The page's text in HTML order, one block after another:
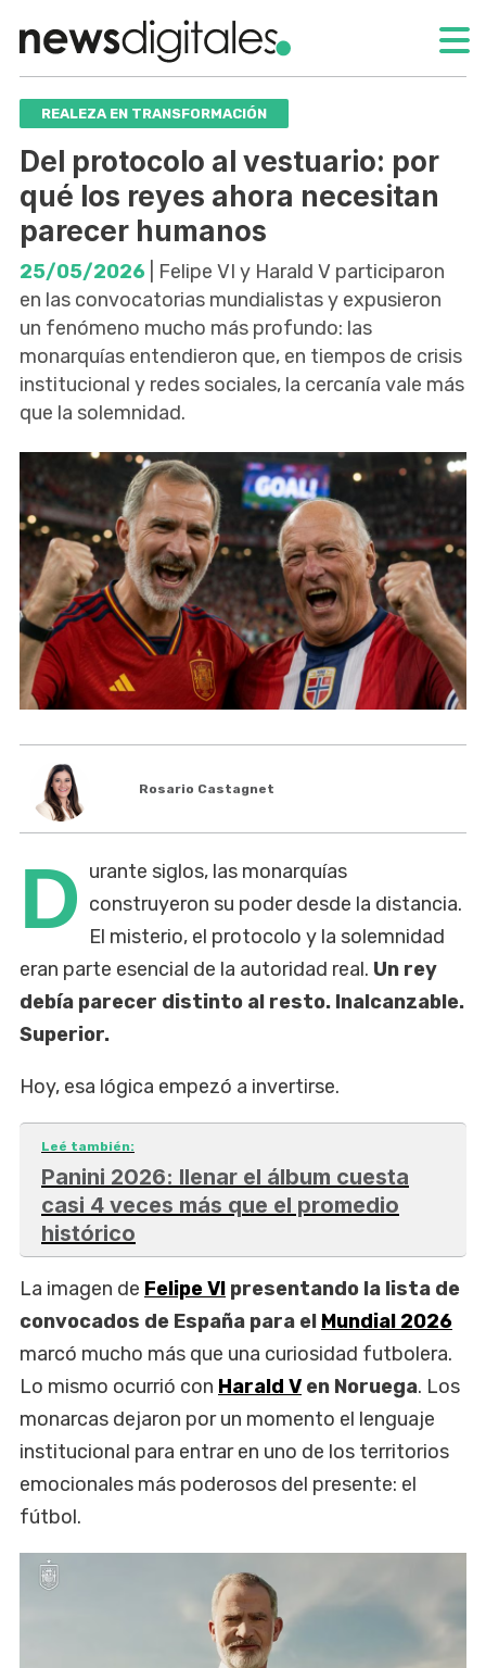
REALEZA EN TRANSFORMACIÓN
Del protocolo al vestuario: por
qué los reyes ahora necesitan
parecer humanos
25/05/2026 | Felipe VI y Harald V participaron
en las convocatorias mundialistas y expusieron
un fenómeno mucho más profundo: las
monarquías entendieron que, en tiempos de crisis
institucional y redes sociales, la cercanía vale más
que la solemnidad.
Rosario Castagnet
D urante siglos, las monarquías
construyeron su poder desde la distancia.
El misterio, el protocolo y la solemnidad
eran parte esencial de la autoridad real. Un rey
debía parecer distinto al resto. Inalcanzable.
Superior.
Hoy, esa lógica empezó a invertirse.
Leé también:
Panini 2026: llenar el álbum cuesta
casi 4 veces más que el promedio
histórico
La imagen de Felipe VI presentando la lista de
convocados de España para el Mundial 2026
marcó mucho más que una curiosidad futbolera.
Lo mismo ocurrió con Harald V en Noruega. Los
monarcas dejaron por un momento el lenguaje
institucional para entrar en uno de los territorios
emocionales más poderosos del presente: el
fútbol.